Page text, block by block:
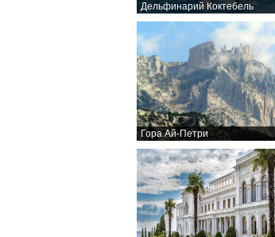
Дельфинарий Коктебель
Гора Ай-Петри